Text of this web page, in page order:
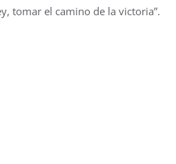
tomar el camino de la victoria”.